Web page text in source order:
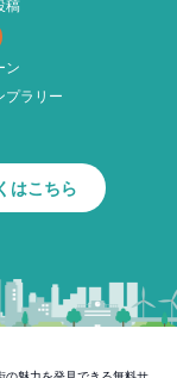
稿
ン
プラリー
はこちら